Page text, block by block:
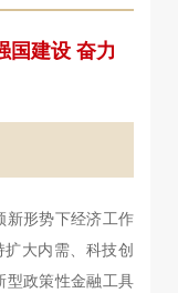
国建设 奋力
新形势下经济工作
大内需、科技创
型政策性金融工具